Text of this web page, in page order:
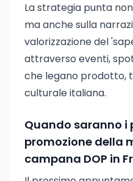
La strategia punta
ma anche sulla
valorizzazione del
attraverso eventi,
che legano prodotto,
culturale italiana.
Quando saranno i
promozione della
campana DOP in